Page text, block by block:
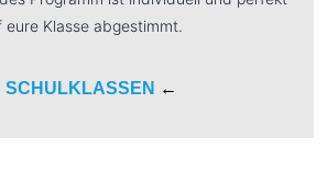
eure Klasse abgestimmt.
SCHULKLASSEN ←